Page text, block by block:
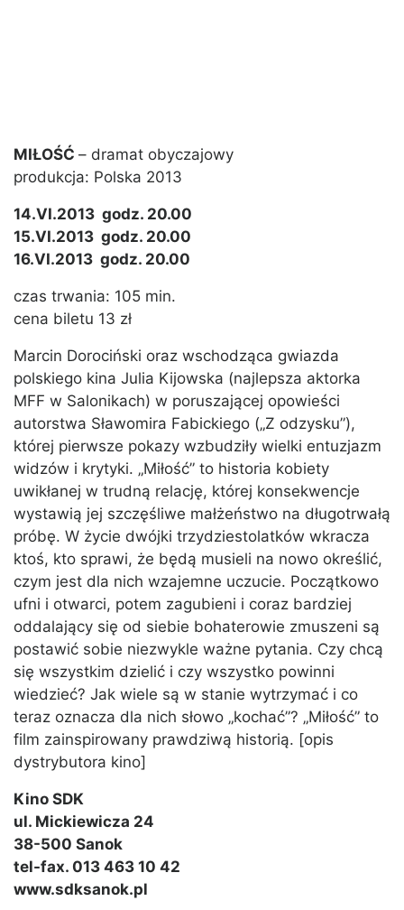
MIŁOŚĆ – dramat obyczajowy
produkcja: Polska 2013
14.VI.2013 godz. 20.00
15.VI.2013 godz. 20.00
16.VI.2013 godz. 20.00
czas trwania: 105 min.
cena biletu 13 zł
Marcin Dorociński oraz wschodząca gwiazda
polskiego kina Julia Kijowska (najlepsza aktorka
MFF w Salonikach) w poruszającej opowieści
autorstwa Sławomira Fabickiego („Z odzysku”),
której pierwsze pokazy wzbudziły wielki entuzjazm
widzów i krytyki. „Miłość” to historia kobiety
uwikłanej w trudną relację, której konsekwencje
wystawią jej szczęśliwe małżeństwo na długotrwałą
próbę. W życie dwójki trzydziestolatków wkracza
ktoś, kto sprawi, że będą musieli na nowo określić,
czym jest dla nich wzajemne uczucie. Początkowo
ufni i otwarci, potem zagubieni i coraz bardziej
oddalający się od siebie bohaterowie zmuszeni są
postawić sobie niezwykle ważne pytania. Czy chcą
się wszystkim dzielić i czy wszystko powinni
wiedzieć? Jak wiele są w stanie wytrzymać i co
teraz oznacza dla nich słowo „kochać”? „Miłość” to
film zainspirowany prawdziwą historią. [opis
dystrybutora kino]
Kino SDK
ul. Mickiewicza 24
38-500 Sanok
tel-fax. 013 463 10 42
www.sdksanok.pl